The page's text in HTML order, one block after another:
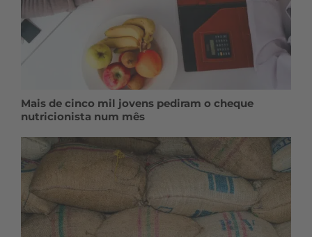
Mais de cinco mil jovens pediram o cheque
nutricionista num mês